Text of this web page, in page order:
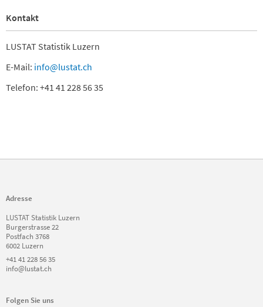
Kontakt
LUSTAT Statistik Luzern
E-Mail: info@lustat.ch
Telefon: +41 41 228 56 35
Adresse
LUSTAT Statistik Luzern
Burgerstrasse 22
Postfach 3768
6002 Luzern
+41 41 228 56 35
info@lustat.ch
Folgen Sie uns